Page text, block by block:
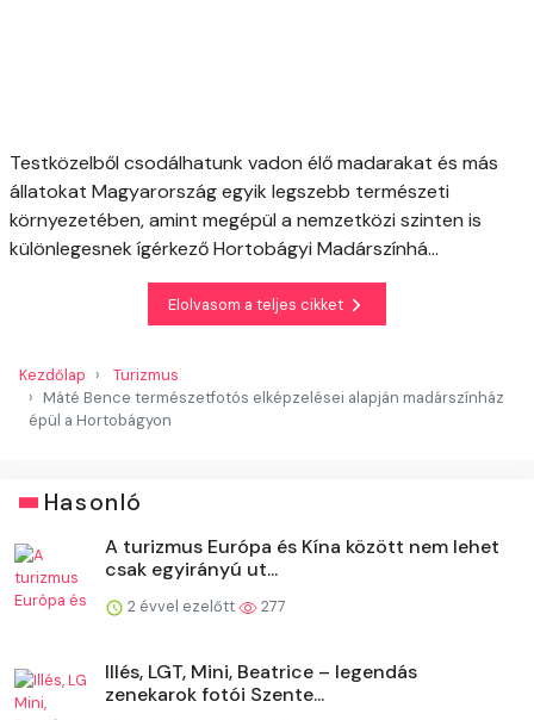
Testközelből csodálhatunk vadon élő madarakat és más
állatokat Magyarország egyik legszebb természeti
környezetében, amint megépül a nemzetközi szinten is
különlegesnek ígérkező Hortobágyi Madárszínhá...
Elolvasom a teljes cikket
Kezdőlap
Turizmus
Máté Bence természetfotós elképzelései alapján madárszínház
épül a Hortobágyon
Hasonló
A turizmus Európa és Kína között nem lehet
csak egyirányú ut...
2 évvel ezelőtt 277
Illés, LGT, Mini, Beatrice – legendás
zenekarok fotói Szente...